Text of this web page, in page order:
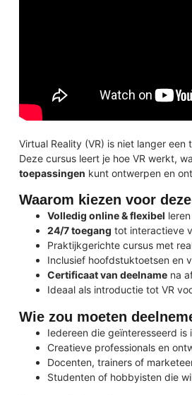
Virtual Reality (VR) is niet langer
Deze cursus leert je hoe VR werkt,
toepassingen kunt ontwerpen en
Waarom kiezen voor
Volledig online & flexibel
24/7 toegang tot interactieve
Praktijkgerichte cursus met
Inclusief hoofdstuktoetsen en
Certificaat van deelname na
Ideaal als introductie tot VR
Wie zou moeten
Iedereen die geïnteresseerd is
Creatieve professionals en
Docenten, trainers of
Studenten of hobbyisten die